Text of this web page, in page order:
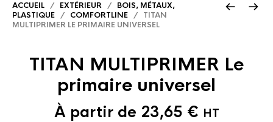
ACCUEIL / EXTÉRIEUR / BOIS, MÉTAUX,
PLASTIQUE / COMFORTLINE / TITAN
MULTIPRIMER LE PRIMAIRE UNIVERSEL
TITAN MULTIPRIMER Le
primaire universel
À partir de 23,65 € HT